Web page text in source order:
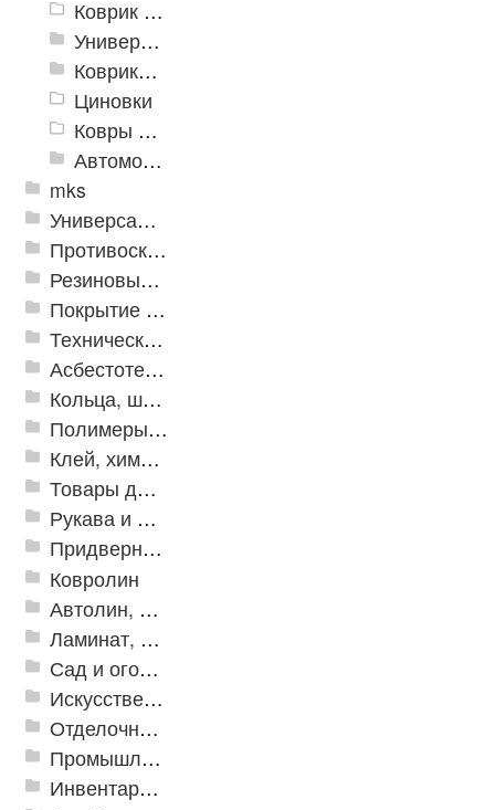
Коврик флокированный
Универсальные коврики
Коврики хлопковые
Циновки
Ковры для детской
Автомобильные коврики
mks
Универсальные модульные покрытия
Противоскользящая защита для лестниц, профили, ленты
Резиновые и ПВХ дорожки
Покрытие из резиновой крошки
Техническая резина
Асбестотехнические и теплоизоляционные материалы
Кольца, шайбы, манжеты
Полимеры и пластики
Клей, химия, сопутствующие товары
Товары для дома
Рукава и шланги промышленные
Придверные решетки
Ковролин
Автолин, Транслин, Линолеум
Ламинат, Кварцвиниловая плитка SPC
Сад и огород
Искусственная трава
Отделочные профили
Промышленный текстиль
Инвентарь для клининга